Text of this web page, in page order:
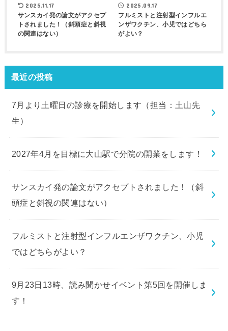
2025.11.17
サンスカイ発の論文がアクセプ
トされました！（斜頭症と斜視
の関連はない）
2025.09.17
フルミストと注射型インフルエ
ンザワクチン、小児ではどちら
がよい？
最近の投稿
7月より土曜日の診療を開始します（担当：土山先
生）
2027年4月を目標に大山駅で分院の開業をします！
サンスカイ発の論文がアクセプトされました！（斜
頭症と斜視の関連はない）
フルミストと注射型インフルエンザワクチン、小児
ではどちらがよい？
9月23日13時、読み聞かせイベント第5回を開催しま
す！